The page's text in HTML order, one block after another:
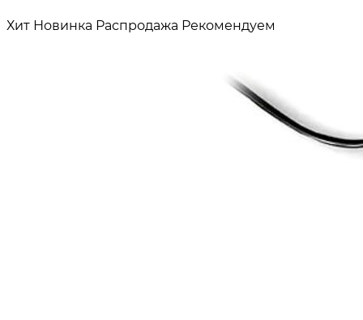
Хит Новинка Распродажа Рекомендуем